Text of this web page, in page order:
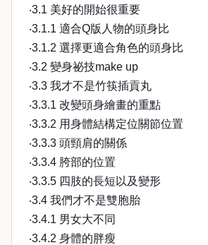
‧3.1 美好的開始很重要
‧3.1.1 適合Q版人物的頭身比
‧3.1.2 選擇更適合角色的頭身比
‧3.2 變身祕技make up
‧3.3 我才不是竹筷插貢丸
‧3.3.1 改變頭身繪畫的重點
‧3.3.2 用身體結構定位關節位置
‧3.3.3 頭頸肩的關係
‧3.3.4 胯部的位置
‧3.3.5 四肢的長短以及變形
‧3.4 我們才不是雙胞胎
‧3.4.1 男女大不同
‧3.4.2 身體的胖瘦